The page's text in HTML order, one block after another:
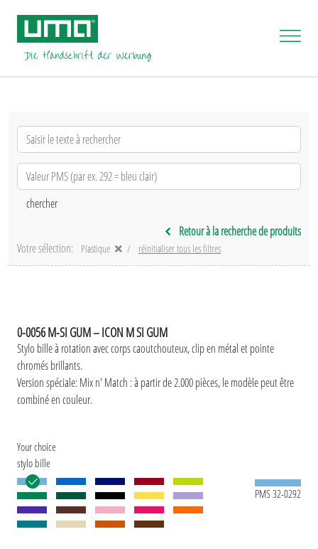
Retour à la recherche de produits
Votre sélection:
Plastique réinitialiser tous les filtres
0-0056 M-SI GUM – ICON M SI GUM
Stylo bille à rotation avec corps caoutchouteux, clip en métal et pointe
chromés brillants.
Version spéciale: Mix n' Match : à partir de 2.000 pièces, le modèle peut être
combiné en couleur.
Your choice
stylo bille
PMS 32-0292